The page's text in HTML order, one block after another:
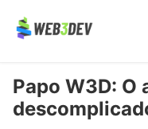
Papo W3D: O